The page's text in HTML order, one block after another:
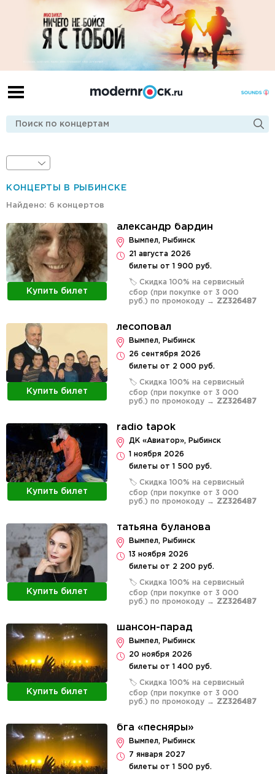
КОНЦЕРТЫ В РЫБИНСКЕ
Найдено: 6 концертов
Купить билет
александр бардин
Вымпел, Рыбинск
21 августа 2026
билеты от 1 900 руб.
🏷️ Скидка 100% на сервисный
сбор (при покупке от 3 000
руб.) по промокоду → ZZ326487
Купить билет
лесоповал
Вымпел, Рыбинск
26 сентября 2026
билеты от 2 000 руб.
🏷️ Скидка 100% на сервисный
сбор (при покупке от 3 000
руб.) по промокоду → ZZ326487
Купить билет
radio tapok
ДК «Авиатор», Рыбинск
1 ноября 2026
билеты от 1 500 руб.
🏷️ Скидка 100% на сервисный
сбор (при покупке от 3 000
руб.) по промокоду → ZZ326487
Купить билет
татьяна буланова
Вымпел, Рыбинск
13 ноября 2026
билеты от 2 200 руб.
🏷️ Скидка 100% на сервисный
сбор (при покупке от 3 000
руб.) по промокоду → ZZ326487
Купить билет
шансон-парад
Вымпел, Рыбинск
20 ноября 2026
билеты от 1 400 руб.
🏷️ Скидка 100% на сервисный
сбор (при покупке от 3 000
руб.) по промокоду → ZZ326487
бга «песняры»
Вымпел, Рыбинск
7 января 2027
билеты от 1 500 руб.